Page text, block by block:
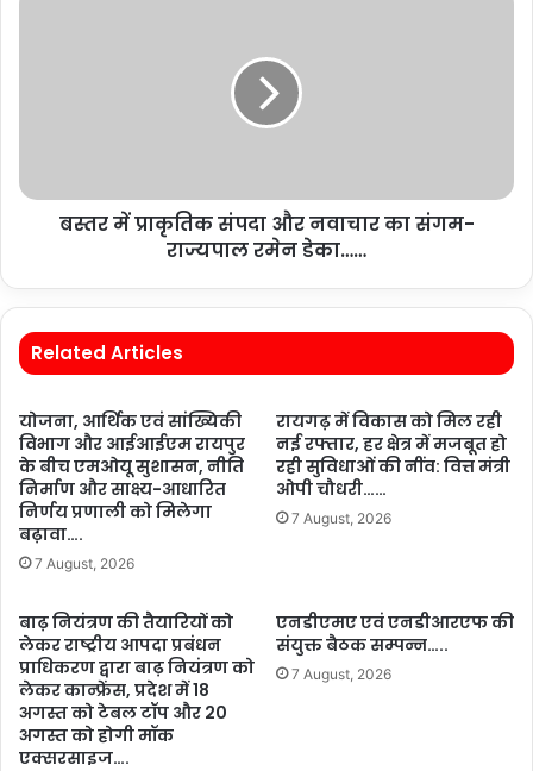
बस्तर में प्राकृतिक संपदा और नवाचार का संगम-
राज्यपाल रमेन डेका……
Related Articles
योजना, आर्थिक एवं सांख्यिकी
विभाग और आईआईएम रायपुर
के बीच एमओयू सुशासन, नीति
निर्माण और साक्ष्य-आधारित
निर्णय प्रणाली को मिलेगा
बढ़ावा….
7 August, 2026
रायगढ़ में विकास को मिल रही
नई रफ्तार, हर क्षेत्र में मजबूत हो
रही सुविधाओं की नींव: वित्त मंत्री
ओपी चौधरी……
7 August, 2026
बाढ़ नियंत्रण की तैयारियों को
लेकर राष्ट्रीय आपदा प्रबंधन
प्राधिकरण द्वारा बाढ़ नियंत्रण को
लेकर कान्फ्रेंस, प्रदेश में 18
अगस्त को टेबल टॉप और 20
अगस्त को होगी मॉक
एक्सरसाइज….
एनडीएमए एवं एनडीआरएफ की
संयुक्त बैठक सम्पन्न…..
7 August, 2026